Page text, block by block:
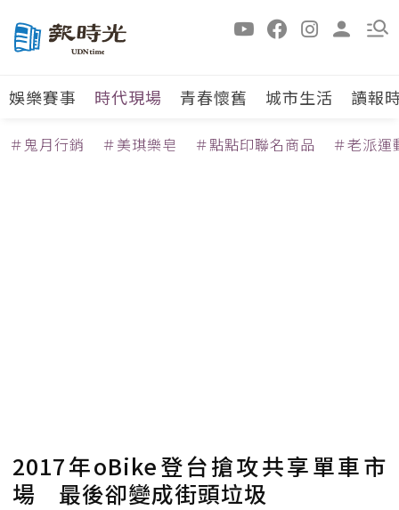
娛樂賽事 時代現場 青春懷舊 城市生活 讀報
＃鬼月行銷 ＃美琪樂皂 ＃點點印聯名商品 ＃老派運
2017年oBike登台搶攻共享單車市
場 最後卻變成街頭垃圾